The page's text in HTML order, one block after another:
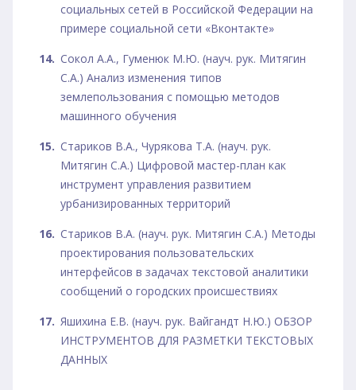
социальных сетей в Российской Федерации на
примере социальной сети «Вконтакте»
Сокол А.А., Гуменюк М.Ю. (науч. рук. Митягин
С.А.) Анализ изменения типов
землепользования с помощью методов
машинного обучения
Стариков В.А., Чурякова Т.А. (науч. рук.
Митягин С.А.) Цифровой мастер-план как
инструмент управления развитием
урбанизированных территорий
Стариков В.А. (науч. рук. Митягин С.А.) Методы
проектирования пользовательских
интерфейсов в задачах текстовой аналитики
сообщений о городских происшествиях
Яшихина Е.В. (науч. рук. Вайгандт Н.Ю.) ОБЗОР
ИНСТРУМЕНТОВ ДЛЯ РАЗМЕТКИ ТЕКСТОВЫХ
ДАННЫХ